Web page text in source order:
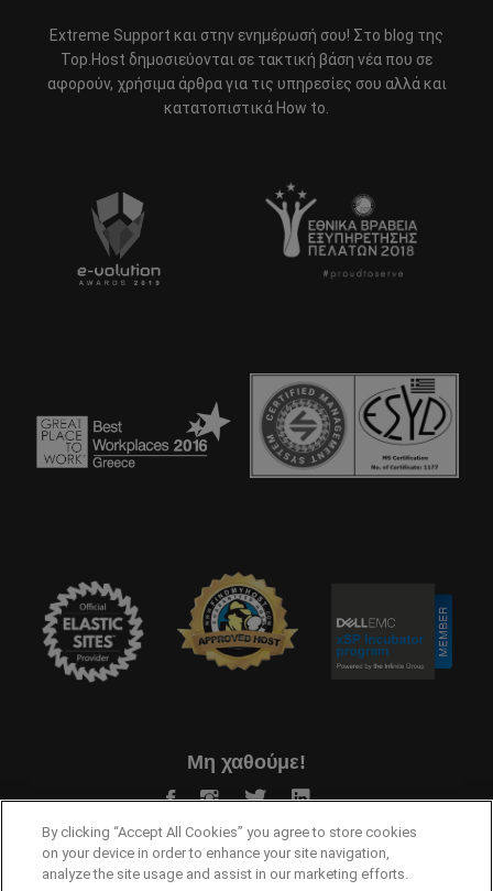
Extreme Support και στην ενημέρωσή σου! Στο blog της
Top.Host δημοσιεύονται σε τακτική βάση νέα που σε
αφορούν, χρήσιμα άρθρα για τις υπηρεσίες σου αλλά και
κατατοπιστικά How to.
Μη χαθούμε!
By clicking “Accept All Cookies” you agree to store cookies
on your device in order to enhance your site navigation,
analyze the site usage and assist in our marketing efforts.